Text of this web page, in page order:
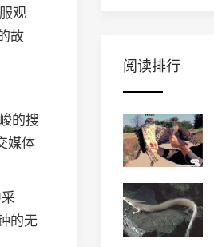
观
故
的搜
媒体
的无
阅读排行